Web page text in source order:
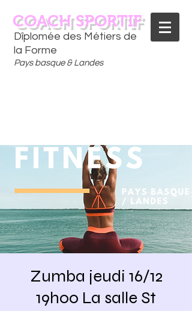
Dîplomée des Métiers de
la Forme
Pays basque & Landes
COACH SPORTIF
Zumba jeudi 16/12
19h00 La salle St